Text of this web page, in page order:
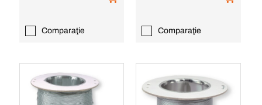
Comparaţie Comparaţie